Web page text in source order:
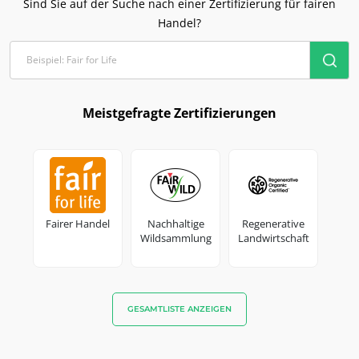
Haushaltsprodukte
Inputs
Sind Sie auf der Suche nach einer Zertifizierung für fairen
Handel?
Meistgefragte Zertifizierungen
GESAMTLISTE ANZEIGEN
Fairer Handel
Nachhaltige
Wildsammlung
Regenerative
Landwirtschaft